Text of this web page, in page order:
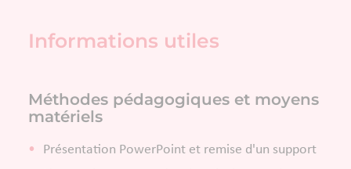
Informations utiles
Méthodes pédagogiques et moyens
matériels
Présentation PowerPoint et remise d'un support